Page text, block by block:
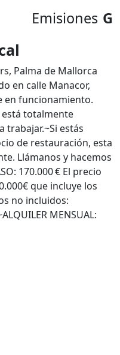
Emisiones G
Palma de Mallorca
en calle Manacor,
en funcionamiento.
totalmente
trabajar.~Si estás
de restauración, esta
Llámanos y hacemos
170.000 € El precio
que incluye los
no incluidos:
MENSUAL: